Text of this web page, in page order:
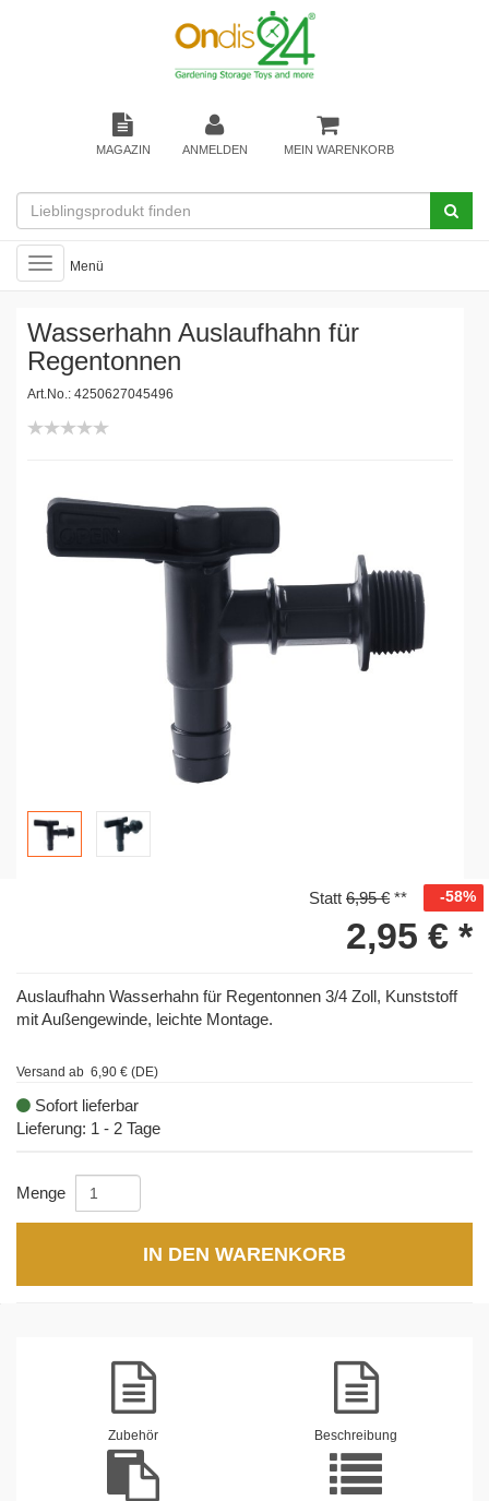
MAGAZIN ANMELDEN MEIN WARENKORB
Toggle
navigation
Menü
Wasserhahn Auslaufhahn für
Regentonnen
Art.No.: 4250627045496
Statt 6,95 € ** -58%
2,95 € *
Auslaufhahn Wasserhahn für Regentonnen 3/4 Zoll, Kunststoff
mit Außengewinde, leichte Montage.
Versand ab 6,90 € (DE)
Sofort lieferbar
Lieferung: 1 - 2 Tage
Menge
IN DEN WARENKORB
Zubehör Beschreibung